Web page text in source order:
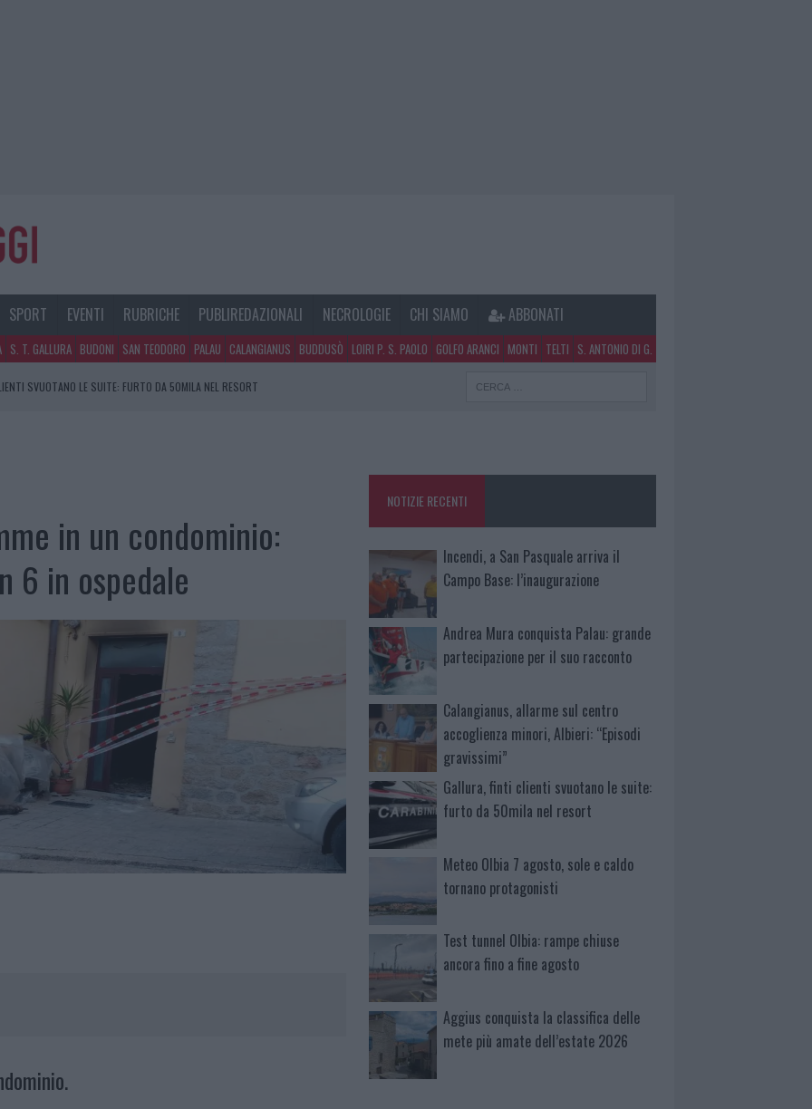
SPORT EVENTI RUBRICHE PUBLIREDAZIONALI NECROLOGIE CHI SIAMO ABBONATI
S. T. GALLURA BUDONI SAN TEODORO PALAU CALANGIANUS BUDDUSÒ LOIRI P. S. PAOLO GOLFO ARANCI MONTI TELTI S. ANTONIO DI G.
SVUOTANO LE SUITE: FURTO DA 50MILA NEL RESORT
in un condominio:
6 in ospedale
NOTIZIE RECENTI
Incendi, a San Pasquale arriva il
Campo Base: l’inaugurazione
Andrea Mura conquista Palau: grande
partecipazione per il suo racconto
Calangianus, allarme sul centro
accoglienza minori, Albieri: “Episodi
gravissimi”
Gallura, finti clienti svuotano le suite:
furto da 50mila nel resort
Meteo Olbia 7 agosto, sole e caldo
tornano protagonisti
Test tunnel Olbia: rampe chiuse
ancora fino a fine agosto
Aggius conquista la classifica delle
mete più amate dell’estate 2026